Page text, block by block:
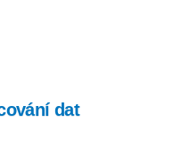
dat